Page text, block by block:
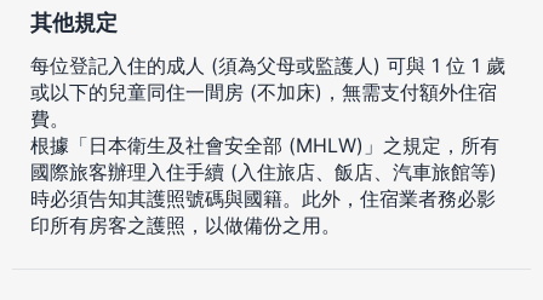
其他規定
每位登記入住的成人 (須為父母或監護人) 可與 1 位 1 歲
或以下的兒童同住一間房 (不加床)，無需支付額外住宿
費。
根據「日本衛生及社會安全部 (MHLW)」之規定，所有
國際旅客辦理入住手續 (入住旅店、飯店、汽車旅館等)
時必須告知其護照號碼與國籍。此外，住宿業者務必影
印所有房客之護照，以做備份之用。